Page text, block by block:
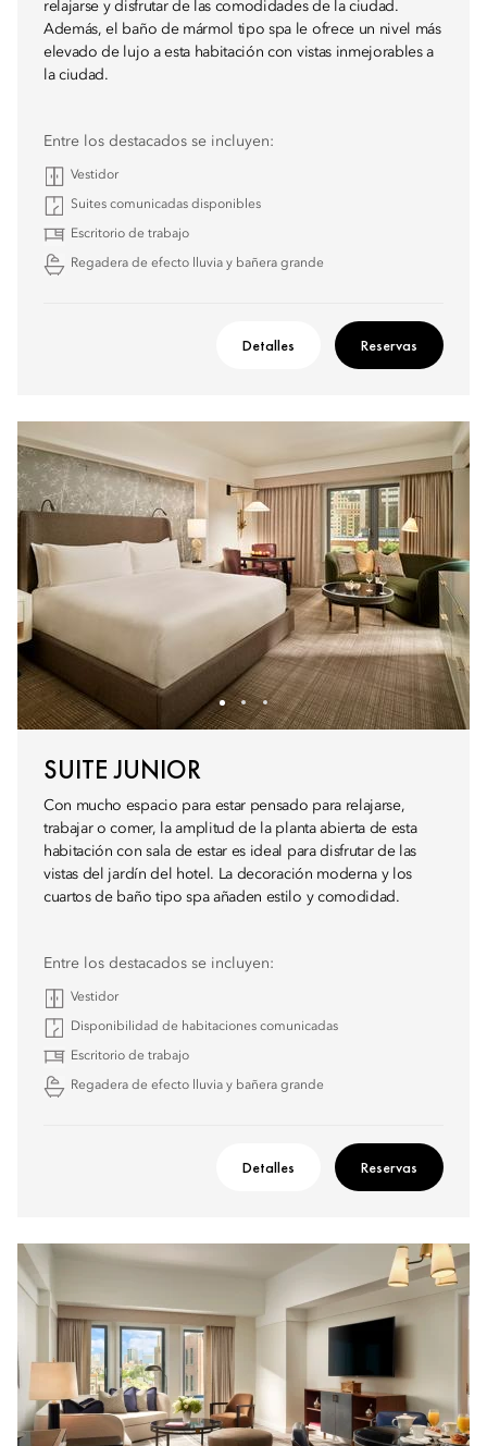
relajarse y disfrutar de las comodidades de la ciudad.
Además, el baño de mármol tipo spa le ofrece un nivel más
elevado de lujo a esta habitación con vistas inmejorables a
la ciudad.
Entre los destacados se incluyen:
Vestidor
Suites comunicadas disponibles
Escritorio de trabajo
Regadera de efecto lluvia y bañera grande
Detalles Reservas
SUITE JUNIOR
Con mucho espacio para estar pensado para relajarse,
trabajar o comer, la amplitud de la planta abierta de esta
habitación con sala de estar es ideal para disfrutar de las
vistas del jardín del hotel. La decoración moderna y los
cuartos de baño tipo spa añaden estilo y comodidad.
Entre los destacados se incluyen:
Vestidor
Disponibilidad de habitaciones comunicadas
Escritorio de trabajo
Regadera de efecto lluvia y bañera grande
Detalles Reservas